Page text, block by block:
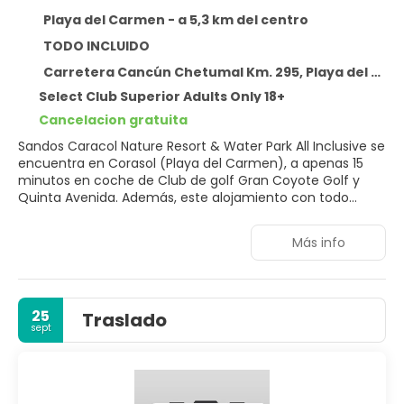
Playa del Carmen - a 5,3 km del centro
TODO INCLUIDO
Carretera Cancún Chetumal Km. 295, Playa del Carmen 77710
Select Club Superior Adults Only 18+
Cancelacion gratuita
Sandos Caracol Nature Resort & Water Park All Inclusive se
encuentra en Corasol (Playa del Carmen), a apenas 15
minutos en coche de Club de golf Gran Coyote Golf y
Quinta Avenida. Además, este alojamiento con todo
Quinta Alegría y a 10,1 km de Plaza central.
Para un relax sin igual, nada como una visita al spa, que
ofrece masajes, tratamientos corporales y tratamientos
faciales. La diversión está asegurada en este alojamiento,
que ofrece 2 piscinas al aire libre, 5 bañeras de
hidromasaje y un parque acuático de acceso gratuito.
servicios de conserjería y una tienda de recuerdos.
Más info
25
sept Traslado